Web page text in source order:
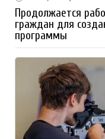
Продолжается
граждан для
программы